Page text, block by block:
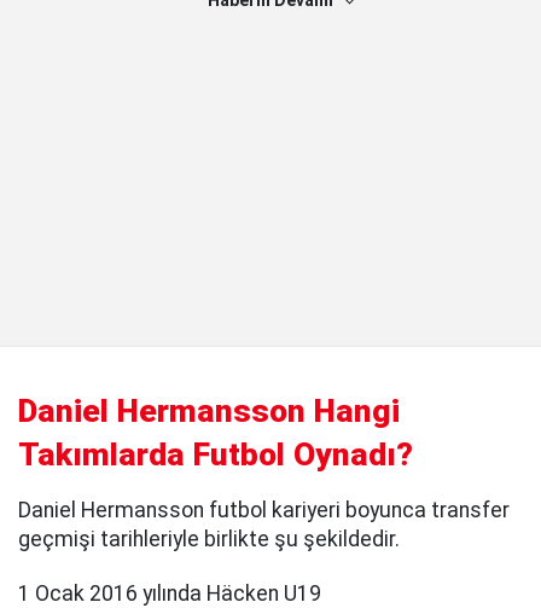
Daniel Hermansson Hangi
Takımlarda Futbol Oynadı?
Daniel Hermansson futbol kariyeri boyunca transfer
geçmişi tarihleriyle birlikte şu şekildedir.
1 Ocak 2016 yılında Häcken U19